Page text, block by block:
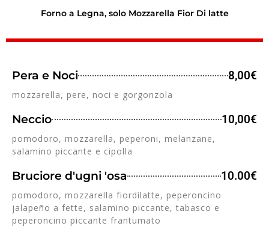
Forno a Legna, solo Mozzarella Fior Di latte
Pera e Noci 8,00€
mozzarella, pere, noci e gorgonzola
Neccio 10,00€
pomodoro, mozzarella, peperoni, melanzane,
salamino piccante e cipolla
Bruciore d'ugni 'osa 10.00€
pomodoro, mozzarella fiordilatte, peperoncino
jalapeño a fette, salamino piccante, tabasco e
peperoncino piccante frantumato